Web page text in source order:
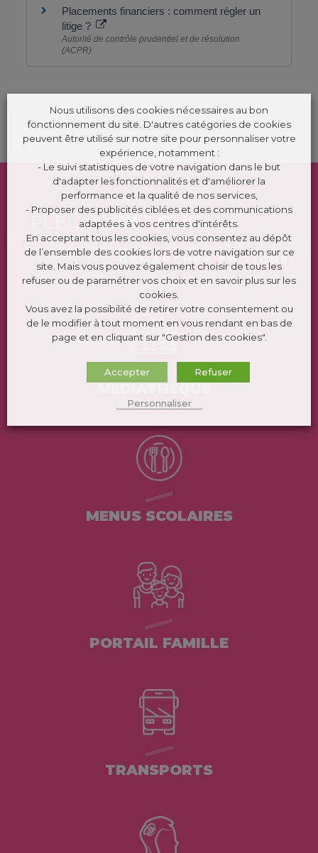
Placements financiers : comment régler un
litige ?
Autorité de contrôle prudentiel et de résolution
(ACPR)
©Direction de l'information légale et administrative
comarquage developpé parkienso.fr
PLÉLANEN 1 CLIC
DÉMARCHES EN LIGNE
MENUS SCOLAIRES
PORTAIL FAMILLE
TRANSPORTS
Nous utilisons des cookies nécessaires au bon
fonctionnement du site. D'autres catégories de cookies
peuvent être utilisé sur notre site pour personnaliser votre
expérience, notamment :
- Le suivi statistiques de votre navigation dans le but
d'adapter les fonctionnalités et d'améliorer la
performance et la qualité de nos services,
- Proposer des publicités ciblées et des communications
adaptées à vos centres d'intérêts.
En acceptant tous les cookies, vous consentez au dépôt
de l’ensemble des cookies lors de votre navigation sur ce
site. Mais vous pouvez également choisir de tous les
refuser ou de paramétrer vos choix et en savoir plus sur les
cookies.
Vous avez la possibilité de retirer votre consentement ou
de le modifier à tout moment en vous rendant en bas de
page et en cliquant sur "Gestion des cookies".
Accepter Refuser
Personnaliser